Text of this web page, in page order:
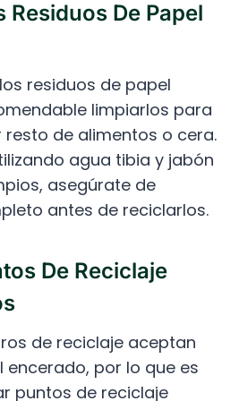
Residuos De Papel
residuos de papel
limpiarlos para
resto de alimentos o cera.
agua tibia y jabón
asegúrate de
antes de reciclarlos.
De Reciclaje
de reciclaje aceptan
encerado, por lo que es
puntos de reciclaje